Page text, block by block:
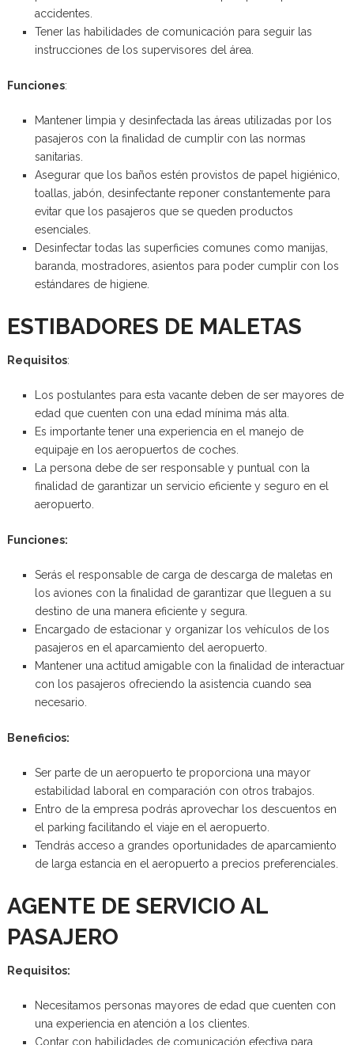
accidentes.
Tener las habilidades de comunicación para seguir las
instrucciones de los supervisores del área.
Funciones:
Mantener limpia y desinfectada las áreas utilizadas por los
pasajeros con la finalidad de cumplir con las normas
sanitarias.
Asegurar que los baños estén provistos de papel higiénico,
toallas, jabón, desinfectante reponer constantemente para
evitar que los pasajeros que se queden productos
esenciales.
Desinfectar todas las superficies comunes como manijas,
baranda, mostradores, asientos para poder cumplir con los
estándares de higiene.
ESTIBADORES DE MALETAS
Requisitos:
Los postulantes para esta vacante deben de ser mayores de
edad que cuenten con una edad mínima más alta.
Es importante tener una experiencia en el manejo de
equipaje en los aeropuertos de coches.
La persona debe de ser responsable y puntual con la
finalidad de garantizar un servicio eficiente y seguro en el
aeropuerto.
Funciones:
Serás el responsable de carga de descarga de maletas en
los aviones con la finalidad de garantizar que lleguen a su
destino de una manera eficiente y segura.
Encargado de estacionar y organizar los vehículos de los
pasajeros en el aparcamiento del aeropuerto.
Mantener una actitud amigable con la finalidad de interactuar
con los pasajeros ofreciendo la asistencia cuando sea
necesario.
Beneficios:
Ser parte de un aeropuerto te proporciona una mayor
estabilidad laboral en comparación con otros trabajos.
Entro de la empresa podrás aprovechar los descuentos en
el parking facilitando el viaje en el aeropuerto.
Tendrás acceso a grandes oportunidades de aparcamiento
de larga estancia en el aeropuerto a precios preferenciales.
AGENTE DE SERVICIO AL
PASAJERO
Requisitos:
Necesitamos personas mayores de edad que cuenten con
una experiencia en atención a los clientes.
Contar con habilidades de comunicación efectiva para